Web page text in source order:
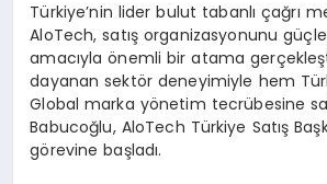
Türkiye’nin lider bulut tabanlı çağrı
AloTech, satış organizasyonunu
amacıyla önemli bir atama
dayanan sektör deneyimiyle hem
Global marka yönetim tecrübesine
Babucoğlu, AloTech Türkiye Satış
görevine başladı.